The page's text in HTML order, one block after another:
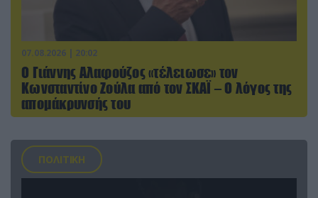
07.08.2026 | 20:02
Ο Γιάννης Αλαφούζος «τέλειωσε» τον
Κωνσταντίνο Ζούλα από τον ΣΚΑΪ – Ο λόγος της
απομάκρυνσής του
ΠΟΛΙΤΙΚΗ